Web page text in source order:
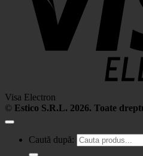
Visa Electron
© Estico S.R.L. 2026. Toate
Caută după: